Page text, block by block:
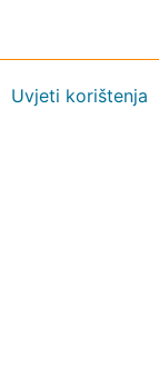
Uvjeti korištenja